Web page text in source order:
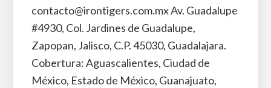
contacto@irontigers.com.mx Av. Guadalupe
#4930, Col. Jardines de Guadalupe,
Zapopan, Jalisco, C.P. 45030, Guadalajara.
Cobertura: Aguascalientes, Ciudad de
México, Estado de México, Guanajuato,